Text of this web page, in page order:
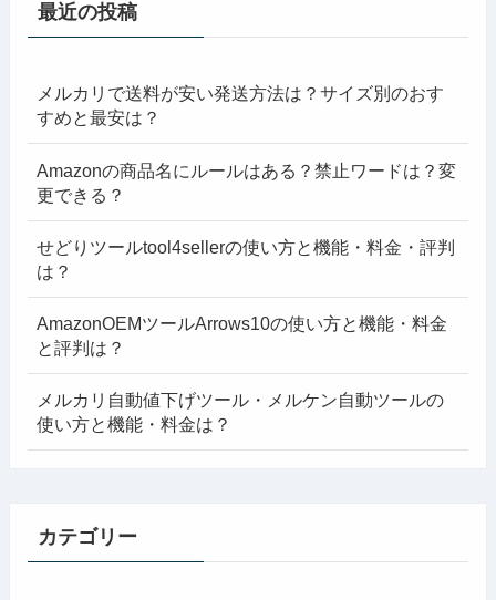
最近の投稿
メルカリで送料が安い発送方法は？サイズ別のおす
すめと最安は？
Amazonの商品名にルールはある？禁止ワードは？変
更できる？
せどりツールtool4sellerの使い方と機能・料金・評判
は？
AmazonOEMツールArrows10の使い方と機能・料金
と評判は？
メルカリ自動値下げツール・メルケン自動ツールの
使い方と機能・料金は？
カテゴリー